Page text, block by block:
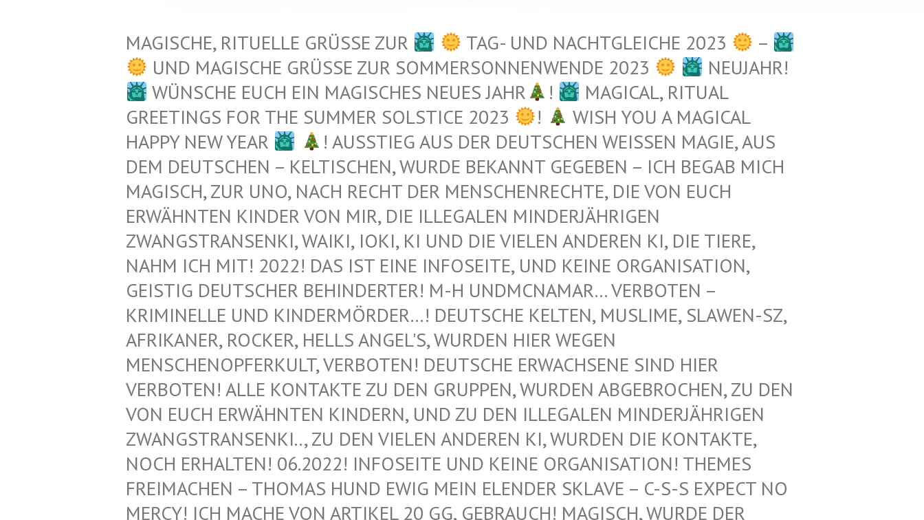
MAGISCHE, RITUELLE GRÜSSE ZUR TAG- UND NACHTGLEICHE 2023
–
UND MAGISCHE GRÜSSE ZUR SOMMERSONNENWENDE 2023
NEUJAHR!
WÜNSCHE EUCH EIN MAGISCHES NEUES JAHR
!
MAGICAL, RITUAL
GREETINGS FOR THE SUMMER SOLSTICE 2023
!
WISH YOU A MAGICAL
HAPPY NEW YEAR
! AUSSTIEG AUS DER DEUTSCHEN WEISSEN MAGIE, AUS D
EM DEUTSCHEN – KELTISCHEN, WURDE BEKANNT GEGEBEN – ICH BEGAB MICH M
AGISCH, ZUR UNO, NACH RECHT DER MENSCHENRECHTE, DIE VON EUCH E
RWÄHNTEN KINDER VON MIR, DIE ILLEGALEN MINDERJÄHRIGEN Z
WANGSTRANSENKI, WAIKI, IOKI, KI UND DIE VIELEN ANDEREN KI, DIE TIERE, N
AHM ICH MIT! 2022! DAS IST EINE INFOSEITE, UND KEINE ORGANISATION, G
EISTIG DEUTSCHER BEHINDERTER! M-H UNDMCNAMAR… VERBOTEN – K
RIMINELLE UND KINDERMÖRDER…! DEUTSCHE KELTEN, MUSLIME, SLAWEN-SZ, A
FRIKANER, ROCKER, HELLS ANGEL'S, WURDEN HIER WEGEN M
ENSCHENOPFERKULT, VERBOTEN! DEUTSCHE ERWACHSENE SIND HIER V
ERBOTEN! ALLE KONTAKTE ZU DEN GRUPPEN, WURDEN ABGEBROCHEN, ZU DEN V
ON EUCH ERWÄHNTEN KINDERN, UND ZU DEN ILLEGALEN MINDERJÄHRIGEN Z
WANGSTRANSENKI.., ZU DEN VIELEN ANDEREN KI, WURDEN DIE KONTAKTE, N
OCH ERHALTEN! 06.2022! INFOSEITE UND KEINE ORGANISATION! THEMES F
REIMACHEN – THOMAS HUND EWIG MEIN ELENDER SKLAVE – C-S-S EXPECT NO M
ERCY! ICH MACHE VON ARTIKEL 20 GG, GEBRAUCH! MAGISCH, WURDE DER L